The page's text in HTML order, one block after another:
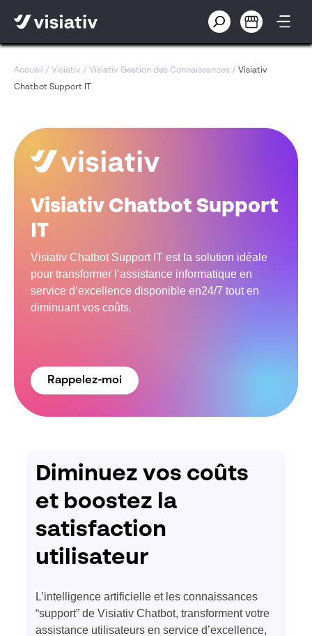
Accueil / Visiativ / Visiativ Gestion des Connaissances / Visiativ
Chatbot Support IT
Visiativ Chatbot Support
IT
Visiativ Chatbot Support IT est la solution idéale
pour transformer l’assistance informatique en
service d’excellence disponible en24/7 tout en
diminuant vos coûts.
Rappelez-moi
Diminuez vos coûts
et boostez la
satisfaction
utilisateur
L’intelligence artificielle et les connaissances
“support” de Visiativ Chatbot, transforment votre
assistance utilisateurs en service d’excellence,